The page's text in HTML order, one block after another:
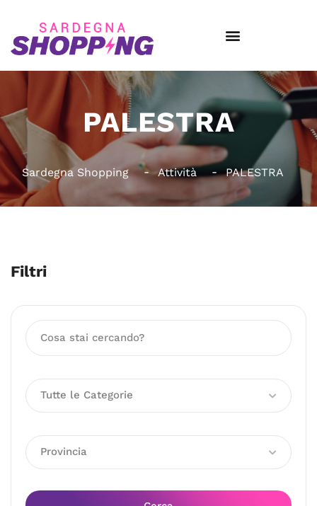
PALESTRA
Sardegna Shopping Attività PALESTRA
Filtri
Tutte le Categorie
Provincia